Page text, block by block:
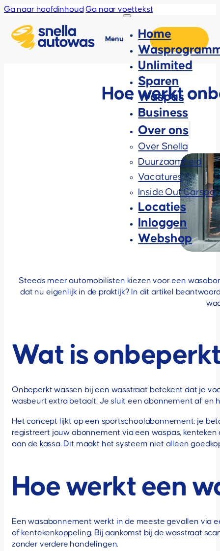
Ga naar hoofdinhoud Ga naar voettekst
Menu
Home
Unlimited
Sparen
Waspas
Business
Over ons
Over Snella
Duurzaamheid
Vacatures
Inside Out Carspa
Locaties
Inloggen
Webshop
Hoe werkt
Steeds meer automobilisten kiezen voor een
dat nu eigenlijk in de praktijk? In dit artikel
Wat is
Onbeperkt wassen bij een wasstraat betekent dat je
wasbeurt extra betaalt. Je sluit een abonnement af en
Het concept lijkt op een sportschoolabonnement: je
registreert jouw abonnement via een waspas,
aan de kassa. Dit maakt het systeem niet alleen
Hoe werkt een
Een wasabonnement werkt in de meeste gevallen via
of kentekenkoppeling. Bij aankomst bij de wasstraat
zonder verdere handelingen.